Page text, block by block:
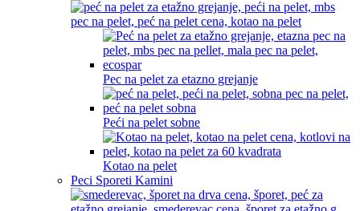
Pec na pelet za etazno grejanje
Peći na pelet sobne
Kotao na pelet
Peci Sporeti Kamini